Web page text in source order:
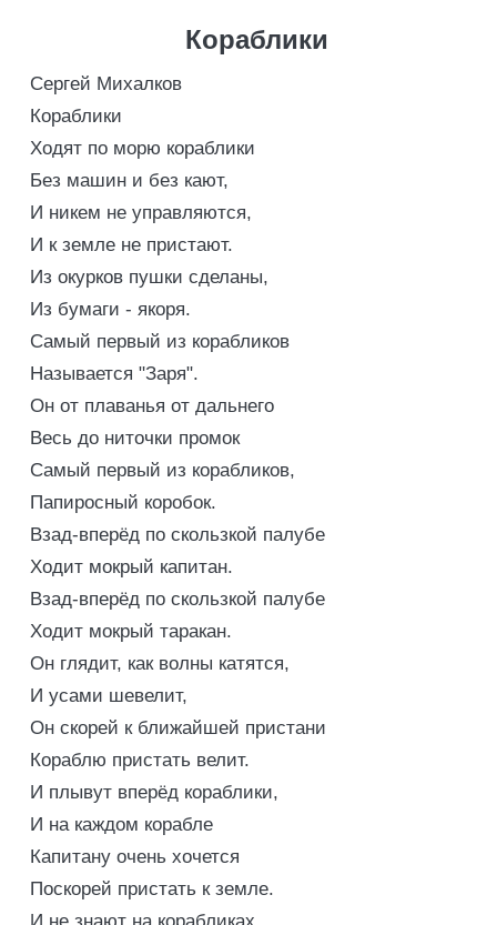
Кораблики
Сергей Михалков
Кораблики
Ходят по морю кораблики
Без машин и без кают,
И никем не управляются,
И к земле не пристают.
Из окурков пушки сделаны,
Из бумаги - якоря.
Самый первый из корабликов
Называется "Заря".
Он от плаванья от дальнего
Весь до ниточки промок
Самый первый из корабликов,
Папиросный коробок.
Взад-вперёд по скользкой палубе
Ходит мокрый капитан.
Взад-вперёд по скользкой палубе
Ходит мокрый таракан.
Он глядит, как волны катятся,
И усами шевелит,
Он скорей к ближайшей пристани
Кораблю пристать велит.
И плывут вперёд кораблики,
И на каждом корабле
Капитану очень хочется
Поскорей пристать к земле.